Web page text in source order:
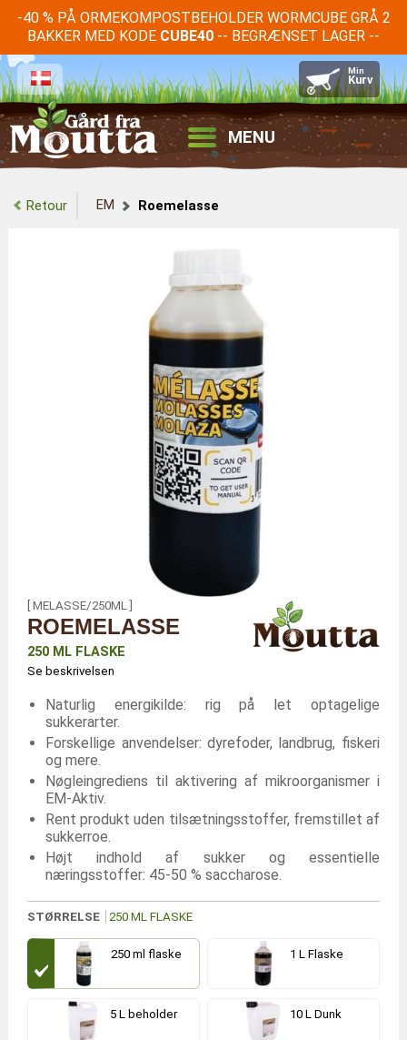
-40 % PÅ ORMEKOMPOSTBEHOLDER WORMCUBE GRÅ 2
BAKKER MED KODE CUBE40 -- BEGRÆNSET LAGER --
MENU
Retour EM Roemelasse
[ MELASSE/250ML ]
ROEMELASSE
250 ML FLASKE
Se beskrivelsen
Naturlig energikilde: rig på let optagelige
sukkerarter.
Forskellige anvendelser: dyrefoder, landbrug, fiskeri
og mere.
Nøgleingrediens til aktivering af mikroorganismer i
EM-Aktiv.
Rent produkt uden tilsætningsstoffer, fremstillet af
sukkerroe.
Højt indhold af sukker og essentielle
næringsstoffer: 45-50 % saccharose.
STØRRELSE 250 ML FLASKE
250 ml flaske 1 L Flaske
5 L beholder 10 L Dunk